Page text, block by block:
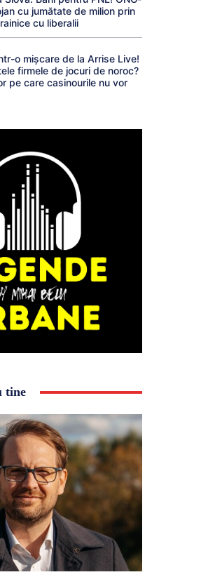
cu jumătate de milion prin
cu liberalii
o mișcare de la Arrise Live!
firmele de jocuri de noroc?
pe care casinourile nu vor
tine